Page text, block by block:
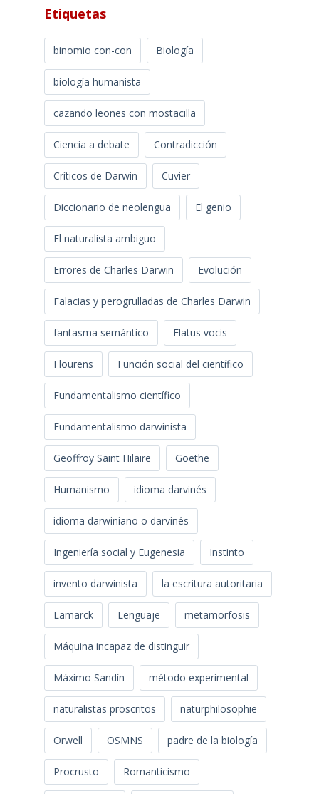
Etiquetas
binomio con-con Biología
biología humanista
cazando leones con mostacilla
Ciencia a debate Contradicción
Críticos de Darwin Cuvier
Diccionario de neolengua El genio
El naturalista ambiguo
Errores de Charles Darwin Evolución
Falacias y perogrulladas de Charles Darwin
fantasma semántico Flatus vocis
Flourens Función social del científico
Fundamentalismo científico
Fundamentalismo darwinista
Geoffroy Saint Hilaire Goethe
Humanismo idioma darvinés
idioma darwiniano o darvinés
Ingeniería social y Eugenesia Instinto
invento darwinista la escritura autoritaria
Lamarck Lenguaje metamorfosis
Máquina incapaz de distinguir
Máximo Sandín método experimental
naturalistas proscritos naturphilosophie
Orwell OSMNS padre de la biología
Procrusto Romanticismo